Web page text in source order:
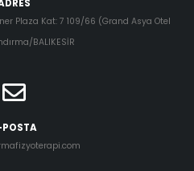
Plaza Kat: 7 109/66 (Grand Asya Otel
BALIKESİR
POSTA